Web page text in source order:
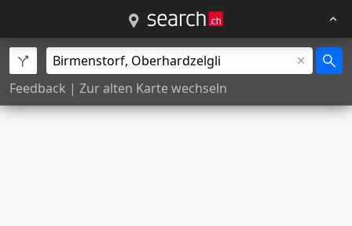
Feedback | Zur alten Karte wechseln